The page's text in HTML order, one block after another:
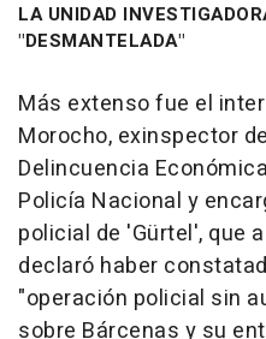
LA UNIDAD
"DESMANTELADA"
Más extenso fue el
Morocho, exinspector
Delincuencia
Policía Nacional y
policial de 'Gürtel', que
declaró haber
"operación policial sin
sobre Bárcenas y su